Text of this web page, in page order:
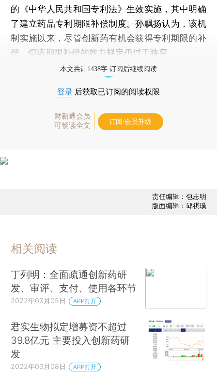
的《中华人民共和国专利法》生效实施，其中明确
了建立药品专利期限补偿制度。孙飘扬认为，该机
制实施以来，尽管创新药有机会获得专利期限的补
偿，但该期限补偿的效力规定仍过于狭窄。
本文共计1438字 订阅后继续阅读
登录 后获取已订阅的阅读权限
财新通会员
可畅读全文
订阅/会员升级
责任编辑：包志明
版面编辑：邱祺璞
相关阅读
丁列明：全面疏通创新药研
发、审评、支付、使用各环节
2022年03月05日 APP打开
君实生物拟定增募资不超过
39.8亿元 主要投入创新药研
发
2022年03月08日 APP打开